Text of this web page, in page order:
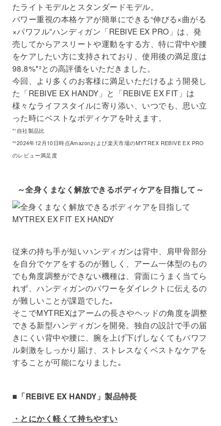
たライトモデルとスタンダードモデル。
パワー重視の本格ケアが簡単にできる“伸びる×曲がる
×パワフル”ハンディガン「REBIVE EX PRO」は、発
売してからアスリートや運動をする方、特に背中や腰
をケアしたい方に支持されており、使用後の満足度は
98.8%*²との高評価をいただきました。
今回、より多くのお客様に満足いただけるよう開発し
た「REBIVE EX HANDY」と「REBIVE EX FIT」は
様々なライフスタイルに寄り添い、いつでも、思い立
った時にベストなボディケアを叶えます。
*¹自社製品比
*²2024年12月10日時点Amazonおよび楽天市場のMYTREX REBIVE EX PRO
のレビュー満足度
～全身くまなく解放できるボディケアを目指して～
従来の持ち手が短いハンディガンは背中、肩甲骨部分
を自分でケアをするのが難しく、アーム一体型のもの
でも角度調整ができない機種は、背面にうまく当てら
れず、ハンディガンのパワーをダイレクトに伝えるの
が難しいことが課題でした｡
そこでMYTREXはアームの長さやヘッドの角度を調整
できる新型ハンディガンを開発。独自の設計で手の届
きにくい背中や腰に、腕を上げ下げしなくてもパワフ
ル刺激をしっかり届け、ストレスなくベストなケアを
することが可能になりました｡
■「REBIVE EX HANDY」製品特長
・とにかく軽くて持ちやすい